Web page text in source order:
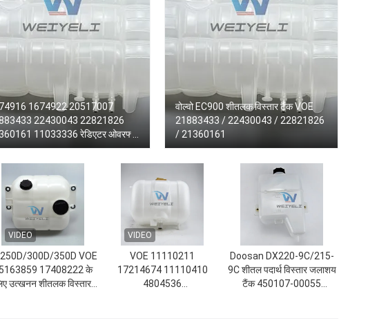
1674922 20517007
22430043 22821826
11033336 रेडिएटर ओवरफ्लो
वोल्वो EC900 शीतलक विस्तार टैंक VOE
21883433 / 22430043 / 22821826
/ 21360161
VIDEO
300D/350D VOE
17408222 के
उत्खनन शीतलक विस्तार
VIDEO
VOE 11110211
17214674 11110410
4804536
Doosan DX220-9C/215-
9C शीतल पदार्थ विस्तार जलाशय
टैंक 450107-00055